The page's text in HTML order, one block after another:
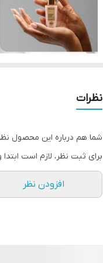
نظرات
شما هم درباره این محصول
برای ثبت نظر، لازم است
افزودن نظر